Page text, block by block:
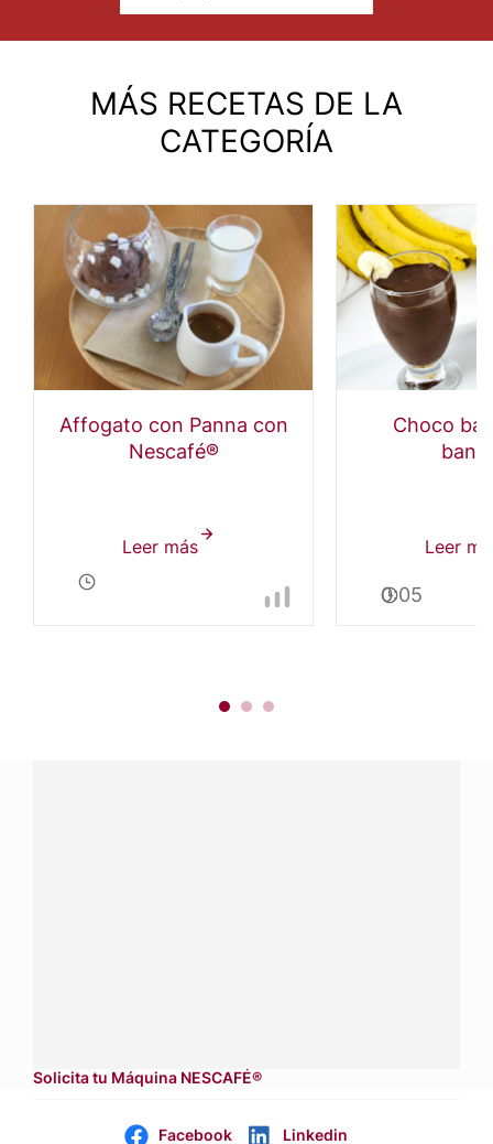
MÁS RECETAS DE LA
CATEGORÍA
Affogato con Panna con
Nescafé®
Leer más sobre
Choco
Leer
0:05
Solicita tu Máquina NESCAFÉ®
Facebook Linkedin